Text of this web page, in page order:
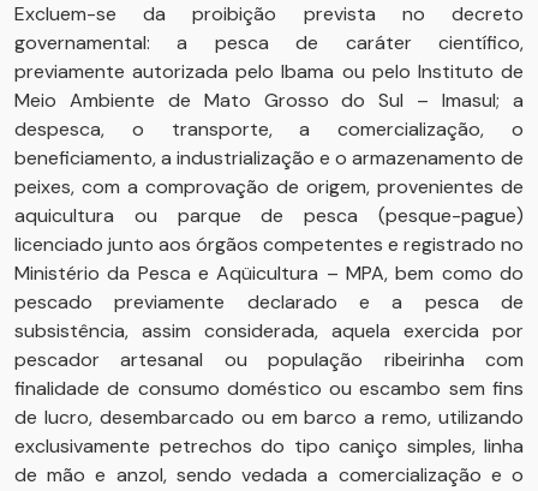
Excluem-se da proibição prevista no decreto
governamental: a pesca de caráter científico,
previamente autorizada pelo Ibama ou pelo Instituto de
Meio Ambiente de Mato Grosso do Sul – Imasul; a
despesca, o transporte, a comercialização, o
beneficiamento, a industrialização e o armazenamento de
peixes, com a comprovação de origem, provenientes de
aquicultura ou parque de pesca (pesque-pague)
licenciado junto aos órgãos competentes e registrado no
Ministério da Pesca e Aqüicultura – MPA, bem como do
pescado previamente declarado e a pesca de
subsistência, assim considerada, aquela exercida por
pescador artesanal ou população ribeirinha com
finalidade de consumo doméstico ou escambo sem fins
de lucro, desembarcado ou em barco a remo, utilizando
exclusivamente petrechos do tipo caniço simples, linha
de mão e anzol, sendo vedada a comercialização e o